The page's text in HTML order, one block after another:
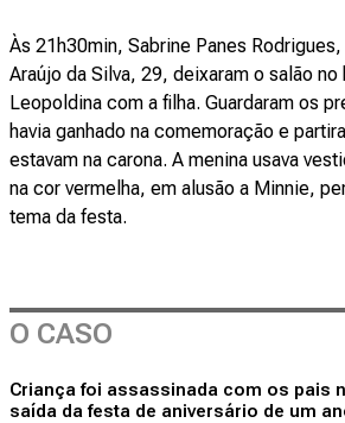
Às 21h30min, Sabrine Panes
Araújo da Silva, 29, deixaram o salão
Leopoldina com a filha. Guardaram os
havia ganhado na comemoração e
estavam na carona. A menina usava
na cor vermelha, em alusão a Minnie,
tema da festa.
O CASO
Criança foi assassinada com os pais
saída da festa de aniversário de um